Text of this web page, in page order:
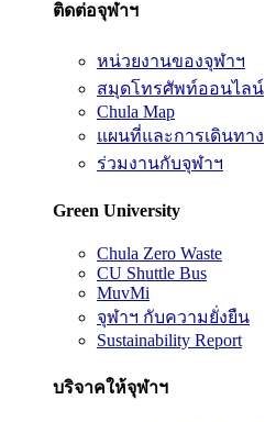
ติดต่อจุฬาฯ
หน่วยงานของจุฬาฯ
สมุดโทรศัพท์ออนไลน์
Chula Map
แผนที่และการเดินทาง
ร่วมงานกับจุฬาฯ
Green University
Chula Zero Waste
CU Shuttle Bus
MuvMi
จุฬาฯ กับความยั่งยืน
Sustainability Report
บริจาคให้จุฬาฯ